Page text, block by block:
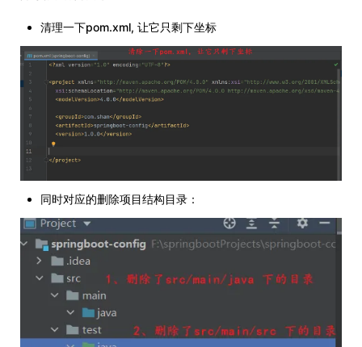
清理一下pom.xml, 让它只剩下坐标
同时对应的删除项目结构目录：